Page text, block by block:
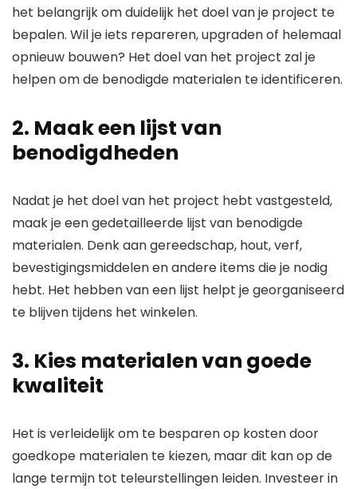
het belangrijk om duidelijk het doel van je project te
bepalen. Wil je iets repareren, upgraden of helemaal
opnieuw bouwen? Het doel van het project zal je
helpen om de benodigde materialen te identificeren.
2. Maak een lijst van
benodigdheden
Nadat je het doel van het project hebt vastgesteld,
maak je een gedetailleerde lijst van benodigde
materialen. Denk aan gereedschap, hout, verf,
bevestigingsmiddelen en andere items die je nodig
hebt. Het hebben van een lijst helpt je georganiseerd
te blijven tijdens het winkelen.
3. Kies materialen van goede
kwaliteit
Het is verleidelijk om te besparen op kosten door
goedkope materialen te kiezen, maar dit kan op de
lange termijn tot teleurstellingen leiden. Investeer in